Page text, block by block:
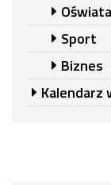
Oświata
Sport
Biznes
Kalendarz